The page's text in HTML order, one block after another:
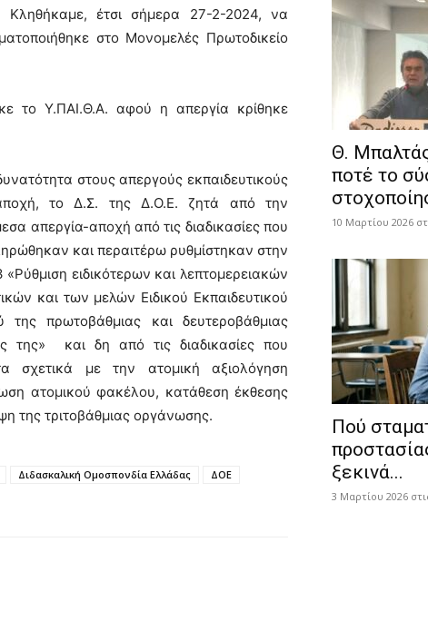
Κληθήκαμε, έτσι σήμερα 27-2-2024, να
στο Μονομελές Πρωτοδικείο
το Υ.ΠΑΙ.Θ.Α. αφού η απεργία κρίθηκε
στους απεργούς εκπαιδευτικούς
το Δ.Σ. της Δ.Ο.Ε. ζητά από την
απεργία-αποχή από τις διαδικασίες που
και περαιτέρω ρυθμίστηκαν στην
ειδικότερων και λεπτομερειακών
και των μελών Ειδικού Εκπαιδευτικού
της πρωτοβάθμιας και δευτεροβάθμιας
της» και δη από τις διαδικασίες που
σχετικά με την ατομική αξιολόγηση
ατομικού φακέλου, κατάθεση έκθεσης
της τριτοβάθμιας οργάνωσης.
Διδασκαλική Ομοσπονδία Ελλάδας
ΔΟΕ
Θ.
ποτέ το
10 Μαρτίου 2026
Πού
ξεκινά...
3 Μαρτίου 2026